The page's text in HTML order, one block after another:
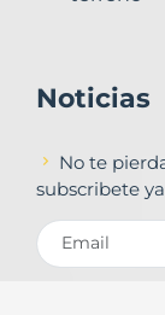
Noticias
No te
subscribete